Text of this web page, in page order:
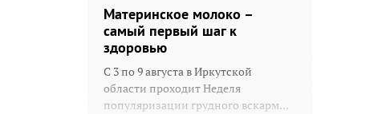
Материнское молоко –
самый первый шаг к
здоровью
С 3 по 9 августа в Иркутской
области проходит Неделя
популяризации грудного вскарм...